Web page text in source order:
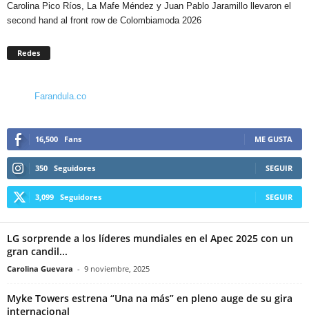
Carolina Pico Ríos, La Mafe Méndez y Juan Pablo Jaramillo llevaron el
second hand al front row de Colombiamoda 2026
Redes
Farandula.co
16,500 Fans ME GUSTA
350 Seguidores SEGUIR
3,099 Seguidores SEGUIR
LG sorprende a los líderes mundiales en el Apec 2025 con un
gran candil...
Carolina Guevara - 9 noviembre, 2025
Myke Towers estrena “Una na más” en pleno auge de su gira
internacional